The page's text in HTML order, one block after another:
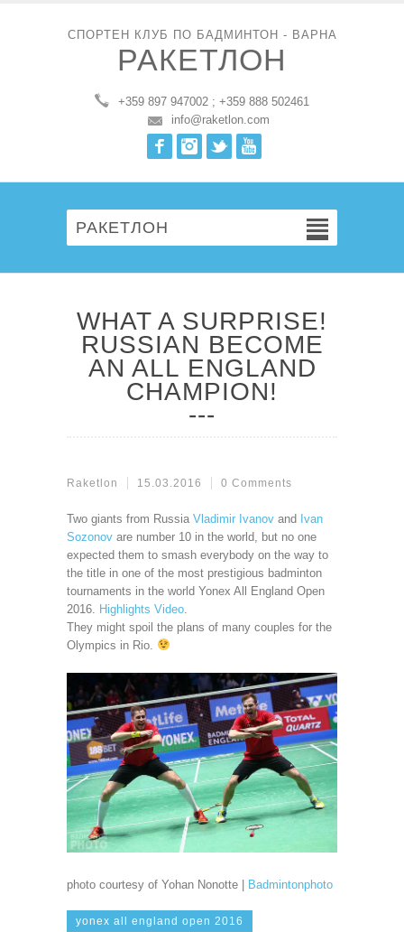
СПОРТЕН КЛУБ ПО БАДМИНТОН - ВАРНА
РАКЕТЛОН
+359 897 947002 ; +359 888 502461
info@raketlon.com
FacebookInstagram
Twitter
РАКЕТЛОН
WHAT A SURPRISE!
RUSSIAN BECOME
AN ALL ENGLAND
CHAMPION!
Raketlon 15.03.2016 0 Comments
Two giants from Russia Vladimir Ivanov and Ivan
Sozonov are number 10 in the world, but no one
expected them to smash everybody on the way to
the title in one of the most prestigious badminton
tournaments in the world Yonex All England Open
2016. Highlights Video.
They might spoil the plans of many couples for the
Olympics in Rio.
photo courtesy of Yohan Nonotte | Badmintonphoto
yonex all england open 2016